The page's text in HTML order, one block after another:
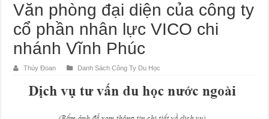
Văn phòng đại diện của công ty
cổ phần nhân lực VICO chi
nhánh Vĩnh Phúc
Thúy Đoan Danh Sách Công Ty Du Học